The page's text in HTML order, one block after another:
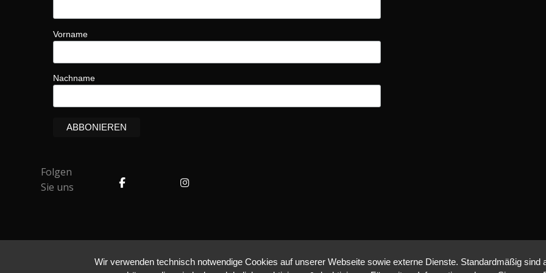
Vorname
Nachname
Folgen
Sie uns
Wir verwenden technisch notwendige Cookies auf unserer Webseite sowie externe Dienste. Standardmäßig sind